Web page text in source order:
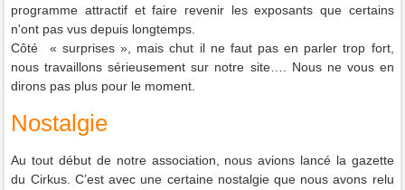
programme attractif et faire revenir les exposants que certains
n'ont pas vus depuis longtemps.
Côté « surprises », mais chut il ne faut pas en parler trop fort,
nous travaillons sérieusement sur notre site…. Nous ne vous en
dirons pas plus pour le moment.
Nostalgie
Au tout début de notre association, nous avions lancé la gazette
du Cirkus. C’est avec une certaine nostalgie que nous avons relu